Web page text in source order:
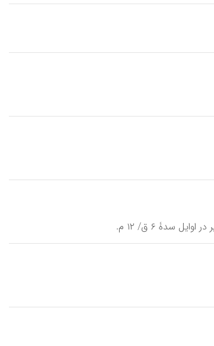
سدۀ ۶ ق/ ۱۲ م.